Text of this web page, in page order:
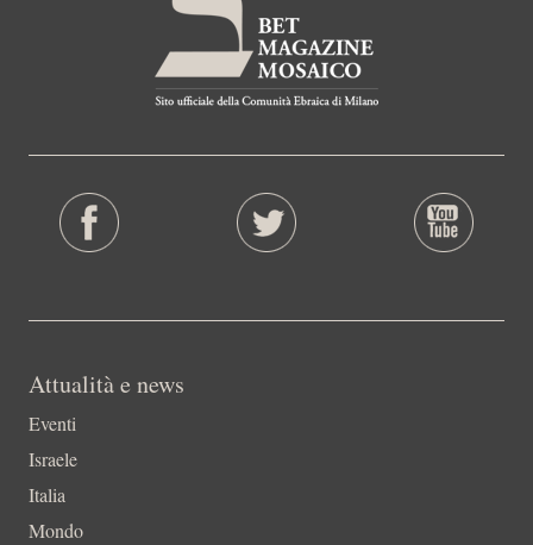
Attualità e news
Eventi
Israele
Italia
Mondo